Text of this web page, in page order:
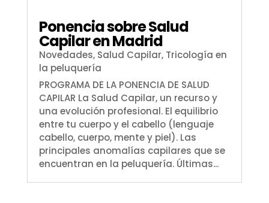
Ponencia sobre Salud
Capilar en Madrid
Novedades, Salud Capilar, Tricología en
la peluquería
PROGRAMA DE LA PONENCIA DE SALUD
CAPILAR La Salud Capilar, un recurso y
una evolución profesional. El equilibrio
entre tu cuerpo y el cabello (lenguaje
cabello, cuerpo, mente y piel). Las
principales anomalías capilares que se
encuentran en la peluquería. Últimas...